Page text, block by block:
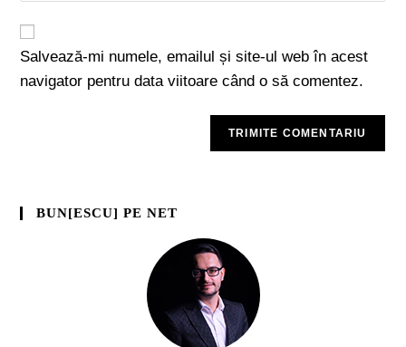
Salvează-mi numele, emailul și site-ul web în acest
navigator pentru data viitoare când o să comentez.
BUN[ESCU] PE NET